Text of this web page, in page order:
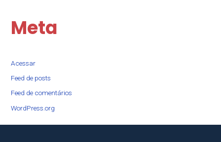
Meta
Acessar
Feed de posts
Feed de comentários
WordPress.org